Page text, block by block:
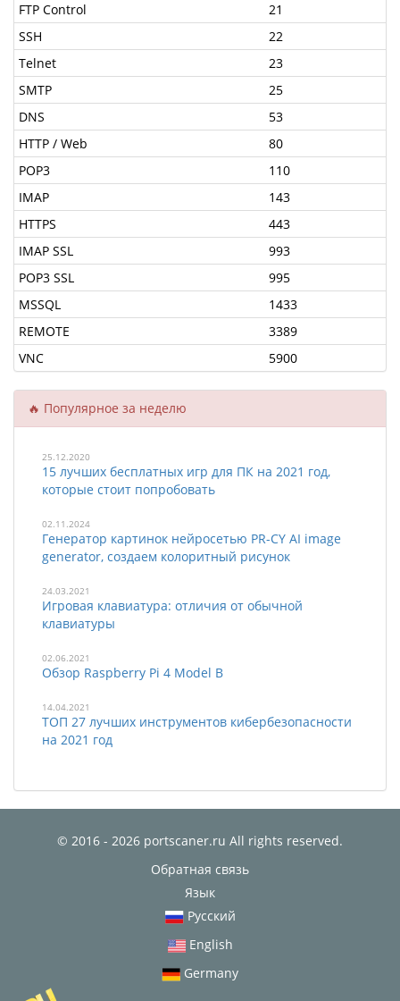
FTP Control
21
SSH
22
Telnet
23
SMTP
25
DNS
53
HTTP / Web
80
POP3
110
IMAP
143
HTTPS
443
IMAP SSL
993
POP3 SSL
995
MSSQL
1433
REMOTE
3389
VNC
5900
🔥 Популярное за неделю
25.12.2020
15 лучших бесплатных игр для ПК на 2021 год,
которые стоит попробовать
02.11.2024
Генератор картинок нейросетью PR-CY AI image
generator, создаем колоритный рисунок
24.03.2021
Игровая клавиатура: отличия от обычной
клавиатуры
02.06.2021
Обзор Raspberry Pi 4 Model B
14.04.2021
ТОП 27 лучших инструментов кибербезопасности
на 2021 год
© 2016 - 2026 portscaner.ru All rights reserved.
Обратная связь
Язык
Русский
English
Germany